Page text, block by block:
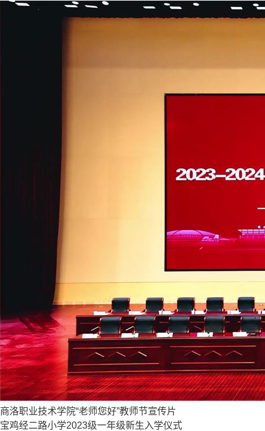
商洛职业技术学院“老师您好”教师节宣传片
宝鸡经二路小学2023级一年级新生入学仪式